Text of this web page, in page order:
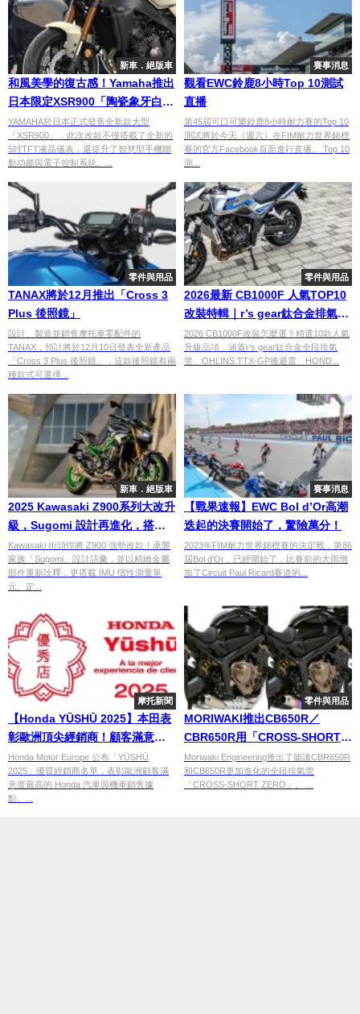
新車．絕版車
和風美學的復古感！Yamaha推出
日本限定XSR900「陶瓷象牙白」
配色
YAMAHA於日本正式發售全新款大型
「XSR900」，此次改款不僅搭載了全新的
5吋TFT液晶儀表，還提升了智慧型手機聯
動功能與電子控制系統。...
賽事消息
觀看EWC鈴鹿8小時Top 10測試
直播
第45屆可口可樂鈴鹿8小時耐力賽的Top 10
測試將於今天（週六）在FIM耐力世界錦標
賽的官方Facebook頁面進行直播。 Top 10
測...
零件與用品
TANAX將於12月推出「Cross 3
Plus 後照鏡」
設計、製造並銷售摩托車零配件的
TANAX，預計將於12月10日發表全新產品
「Cross 3 Plus 後照鏡」，這款後照鏡有兩
種款式可選擇...
零件與用品
2026最新 CB1000F 人氣TOP10
改裝特輯｜r’s gear鈦合金排氣
管、OHLINS TTX後避震、
HONDA頭燈整流罩
2026 CB1000F改裝怎麼選？精選10款人氣
升級品項，涵蓋r's gear鈦合金全段排氣
管、OHLINS TTX-GP後避震、HOND...
新車．絕版車
2025 Kawasaki Z900系列大改升
級，Sugomi 設計再進化，搭載
先進電子系統
Kawasaki 街頭悍將 Z900 強勢改款！承襲
家族「Sugomi」設計語彙，並以精緻金屬
部件重新詮釋，更搭載 IMU 慣性測量單
元、定...
賽事消息
【戰果速報】EWC Bol d’Or高潮
迭起的決賽開始了，驚險萬分！
2023年FIM耐力世界錦標賽的決定戰，第86
屆Bol d’Or，已經開始了，比賽前的大雨增
加了Circuit Paul Ricard賽道的...
摩托新聞
【Honda YŪSHŪ 2025】本田表
彰歐洲頂尖經銷商！顧客滿意度
最高據點名單正式公布
Honda Motor Europe 公布「YŪSHŪ
2025」優質經銷商名單，表彰歐洲顧客滿
意度最高的 Honda 汽車與機車銷售據
點。...
零件與用品
MORIWAKI推出CB650R／
CBR650R用「CROSS-SHORT
ZERO」全段排氣管
Moriwaki Engineering推出了能讓CBR650R
和CB650R更加進化的全段排氣管
「CROSS-SHORT ZERO」。 ...